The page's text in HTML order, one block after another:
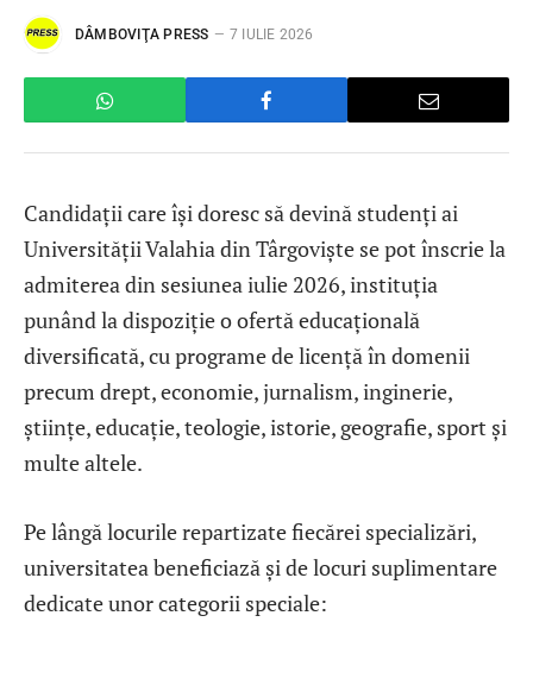
DÂMBOVIŢA PRESS 7 IULIE 2026
Candidații care își doresc să devină studenți ai
Universității Valahia din Târgoviște se pot înscrie la
admiterea din sesiunea iulie 2026, instituția
punând la dispoziție o ofertă educațională
diversificată, cu programe de licență în domenii
precum drept, economie, jurnalism, inginerie,
științe, educație, teologie, istorie, geografie, sport și
multe altele.
Pe lângă locurile repartizate fiecărei specializări,
universitatea beneficiază și de locuri suplimentare
dedicate unor categorii speciale: